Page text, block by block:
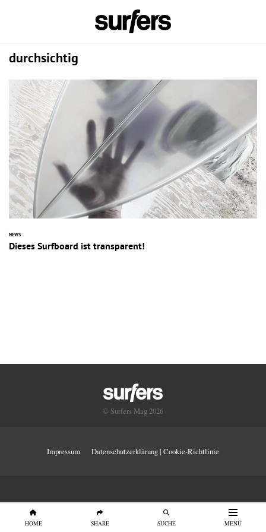
HOME SHARE SUCHE MENÜ
durchsichtig
NEWS
Dieses Surfboard ist transparent!
© Surfers Mag 2026
Impressum Datenschutzerklärung | Cookie-Richtlinie